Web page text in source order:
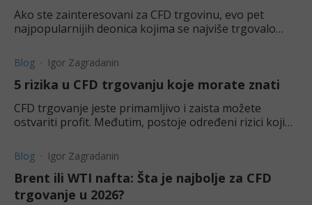
Ako ste zainteresovani za CFD trgovinu, evo pet
najpopularnijih deonica kojima se najviše trgovalo
Blog Igor Zagradanin
5 rizika u CFD trgovanju koje morate znati
CFD trgovanje jeste primamljivo i zaista možete
ostvariti profit. Međutim, postoje određeni rizici kojih
Blog Igor Zagradanin
Brent ili WTI nafta: Šta je najbolje za CFD
trgovanje u 2026?